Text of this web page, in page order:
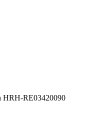
HRH-RE03420090